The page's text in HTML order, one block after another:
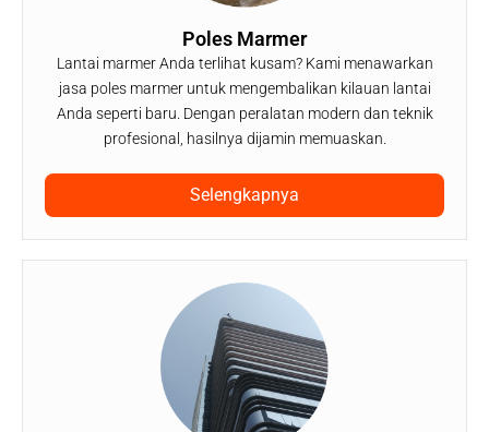
Poles Marmer
Lantai marmer Anda terlihat kusam? Kami menawarkan
jasa poles marmer untuk mengembalikan kilauan lantai
Anda seperti baru. Dengan peralatan modern dan teknik
profesional, hasilnya dijamin memuaskan.
Selengkapnya